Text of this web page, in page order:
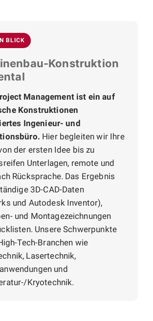
BLICK
Konstruktion
Management ist ein auf
Konstruktionen
Ingenieur- und
Hier begleiten wir Ihre
der ersten Idee bis zu
Unterlagen, remote und
Rücksprache. Das Ergebnis
3D-CAD-Daten
und Autodesk Inventor),
und Montagezeichnungen
Unsere Schwerpunkte
Tech-Branchen wie
Lasertechnik,
und
Kryotechnik.